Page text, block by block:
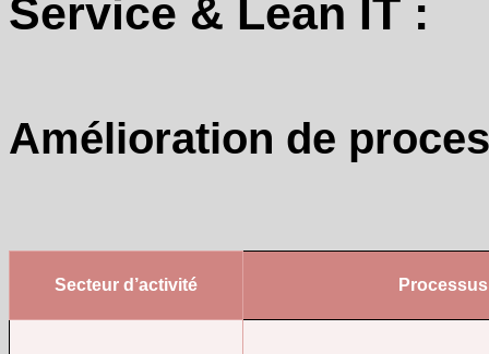
Service & Lean IT :
Amélioration de
Secteur d’activité